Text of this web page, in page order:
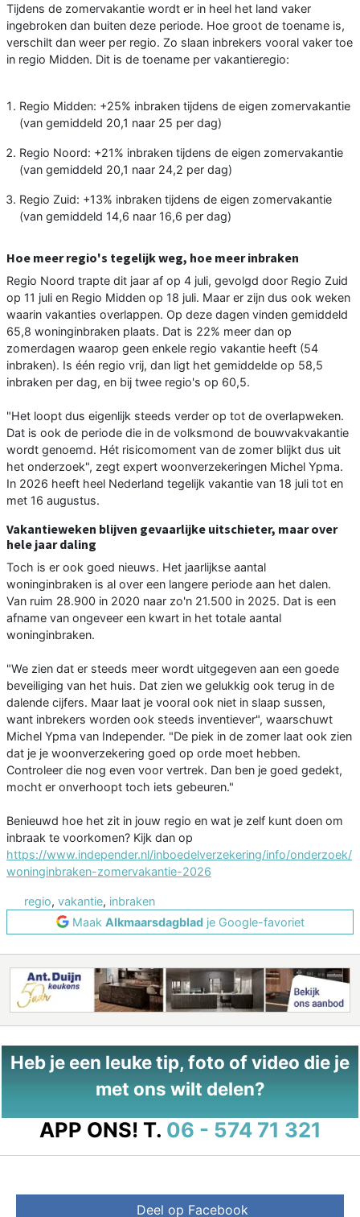
Tijdens de zomervakantie wordt er in heel het land vaker
ingebroken dan buiten deze periode. Hoe groot de toename is,
verschilt dan weer per regio. Zo slaan inbrekers vooral vaker toe
in regio Midden. Dit is de toename per vakantieregio:
Regio Midden: +25% inbraken tijdens de eigen zomervakantie
(van gemiddeld 20,1 naar 25 per dag)
Regio Noord: +21% inbraken tijdens de eigen zomervakantie
(van gemiddeld 20,1 naar 24,2 per dag)
Regio Zuid: +13% inbraken tijdens de eigen zomervakantie
(van gemiddeld 14,6 naar 16,6 per dag)
Hoe meer regio's tegelijk weg, hoe meer inbraken
Regio Noord trapte dit jaar af op 4 juli, gevolgd door Regio Zuid
op 11 juli en Regio Midden op 18 juli. Maar er zijn dus ook weken
waarin vakanties overlappen. Op deze dagen vinden gemiddeld
65,8 woninginbraken plaats. Dat is 22% meer dan op
zomerdagen waarop geen enkele regio vakantie heeft (54
inbraken). Is één regio vrij, dan ligt het gemiddelde op 58,5
inbraken per dag, en bij twee regio's op 60,5.
"Het loopt dus eigenlijk steeds verder op tot de overlapweken.
Dat is ook de periode die in de volksmond de bouwvakvakantie
wordt genoemd. Hét risicomoment van de zomer blijkt dus uit
het onderzoek", zegt expert woonverzekeringen Michel Ypma.
In 2026 heeft heel Nederland tegelijk vakantie van 18 juli tot en
met 16 augustus.
Vakantieweken blijven gevaarlijke uitschieter, maar over
hele jaar daling
Toch is er ook goed nieuws. Het jaarlijkse aantal
woninginbraken is al over een langere periode aan het dalen.
Van ruim 28.900 in 2020 naar zo'n 21.500 in 2025. Dat is een
afname van ongeveer een kwart in het totale aantal
woninginbraken.
"We zien dat er steeds meer wordt uitgegeven aan een goede
beveiliging van het huis. Dat zien we gelukkig ook terug in de
dalende cijfers. Maar laat je vooral ook niet in slaap sussen,
want inbrekers worden ook steeds inventiever", waarschuwt
Michel Ypma van Independer. "De piek in de zomer laat ook zien
dat je je woonverzekering goed op orde moet hebben.
Controleer die nog even voor vertrek. Dan ben je goed gedekt,
mocht er onverhoopt toch iets gebeuren."
Benieuwd hoe het zit in jouw regio en wat je zelf kunt doen om
inbraak te voorkomen? Kijk dan op
https://www.independer.nl/inboedelverzekering/info/onderzoek/
woninginbraken-zomervakantie-2026
regio, vakantie, inbraken
Maak Alkmaarsdagbladje Google-favoriet
Heb je een leuke tip, foto of video die je
met ons wilt delen?
APP ONS! T. 06 - 574 71 321
Deel op Facebook